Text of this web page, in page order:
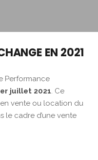
EN 2021
Performance
juillet 2021. Ce
vente ou location du
le cadre d’une vente